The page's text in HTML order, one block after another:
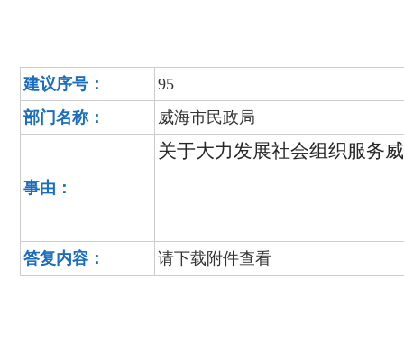
建议序号：
95
部门名称：
威海市民政局
事由：
关于大力发展社会组织服务
答复内容： 请下载附件查看